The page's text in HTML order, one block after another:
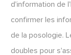
d'information de
confirmer les
de la posologie.
doubles pour